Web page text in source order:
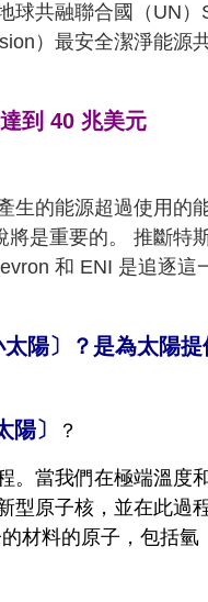
球共融聯合國（UN）
）最安全潔淨能源
到 40 兆美元
的能源超過使用的
將是重要的。 推斷特
和 ENI 是追逐
陽〕？是為太陽
〕 ？
當我們在極端溫度
型原子核，並在此過
材料的原子，包括